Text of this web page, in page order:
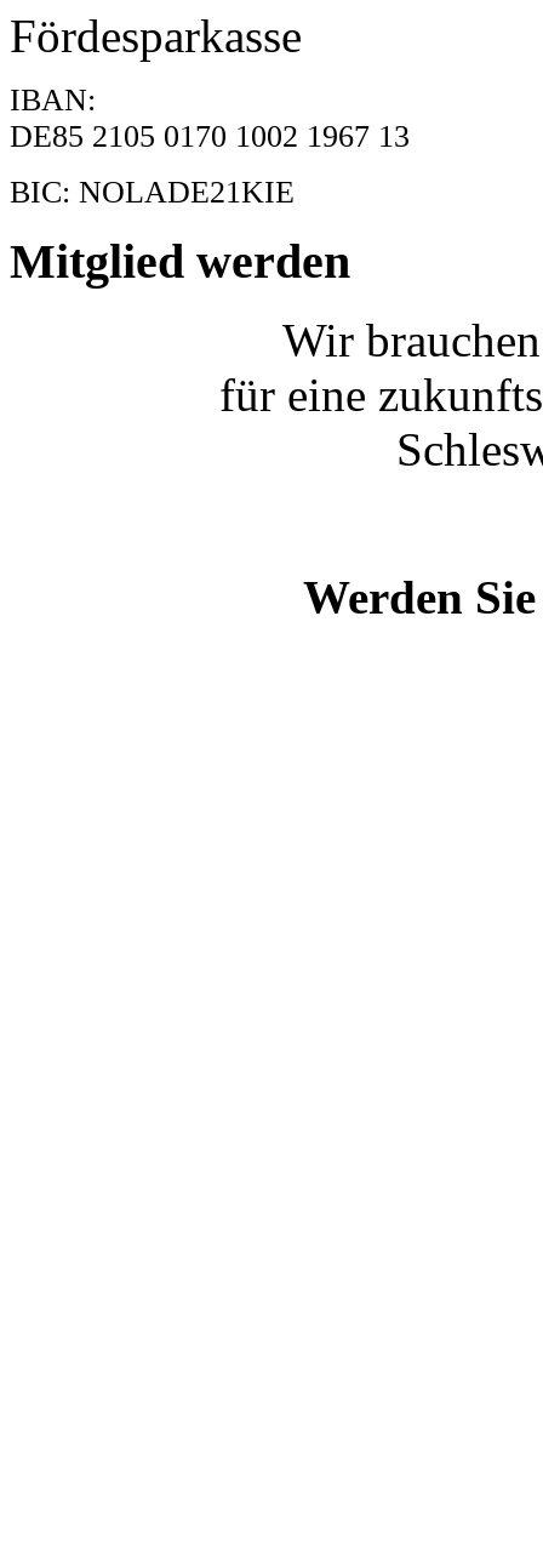
Fördesparkasse
IBAN:
DE85 2105 0170 1002 1967 13
BIC: NOLADE21KIE
Mitglied werden
Wir
für eine
Werden